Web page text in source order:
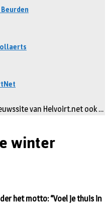
van Helvoirt.net ook …
winter
het motto: “Voel je thuis in